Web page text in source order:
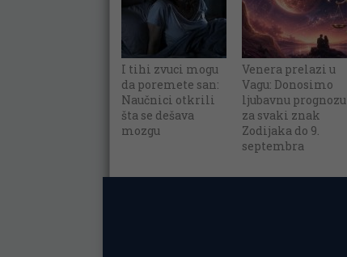
I tihi zvuci mogu
da poremete san:
Naučnici otkrili
šta se dešava
mozgu
Venera prelazi u
Vagu: Donosimo
ljubavnu prognozu
za svaki znak
Zodijaka do 9.
septembra